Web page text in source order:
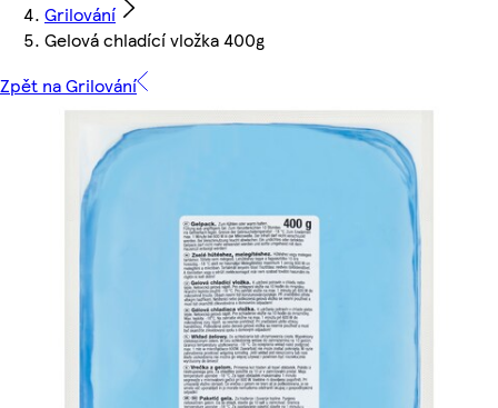
Grilování
Gelová chladící vložka 400g
Zpět na Grilování